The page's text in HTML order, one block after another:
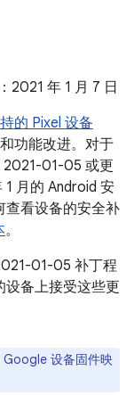
2021 年 1 月 7 日
的 Pixel 设备
功能改进。对于
2021-01-05 或更
月的 Android 安
查看设备的安全补
。
01-05 补丁程
设备上接受这些更
Google 设备固件映